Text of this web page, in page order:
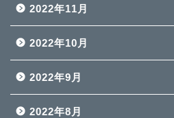
2022年11月
2022年10月
2022年9月
2022年8月